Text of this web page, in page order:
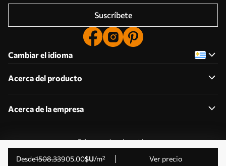
desde1508.33905.00$U/m² Ver precio
Suscríbete
Cambiar el idioma
Acerca del producto
Acerca de la empresa
Editar permisos de cookies
© 2011-2026 Uwalls . Todos los derechos reservados.